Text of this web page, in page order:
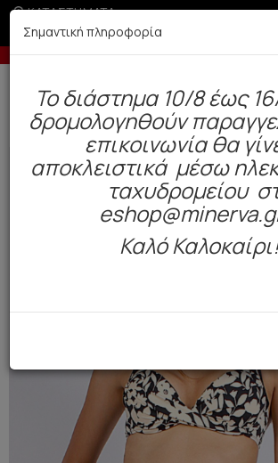
ΚΑΤΑΣΤΗΜΑΤΑ
-10% σε παραγγελίες άνω των 200€
Δωρεάν αποστολή άνω των 49€. Παράδοση
BAZAAR Γυναίκα Μαγιό
Σημαντική πληροφορία
To διάστημα 10/8 έως
δρομολογηθούν
επικοινωνία θα
αποκλειστικά μέσω
ταχυδρομείου
Καλό